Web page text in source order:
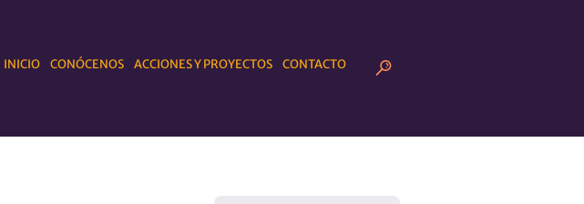
INICIO CONÓCENOS ACCIONES Y PROYECTOS CONTACTO